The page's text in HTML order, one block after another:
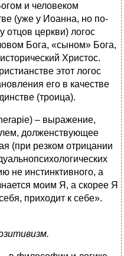
и человеком
(уже у Иоанна, но по-
отцов церкви) логос
Бога, «сыном» Бога,
Христос.
этот логос
его в качестве
(троица).
– выражение,
долженствующее
(при резком отрицании
не инстинктивного, а
моим Я, а скорее Я
приходит к себе».